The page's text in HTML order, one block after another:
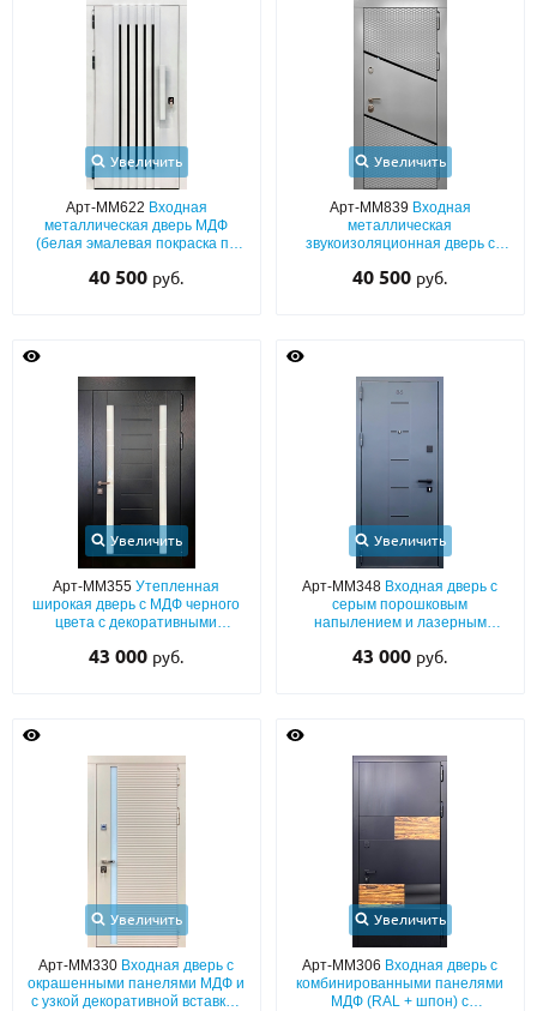
Увеличить
Арт-ММ622 Входная
металлическая дверь МДФ
(белая эмалевая покраска по
планками и бугельной ручкой
40 500 руб.
Увеличить
Арт-ММ839 Входная
металлическая
звукоизоляционная дверь с
RAL) с черными полосками
40 500 руб.
Увеличить
Арт-ММ355Утепленная
широкая дверь с МДФ черного
цвета с декоративными
43 000 руб.
Увеличить
Арт-ММ348 Входная дверь с
серым порошковым
напылением и лазерным
номера квартиры
43 000 руб.
Увеличить
Арт-ММ330 Входная дверь с
окрашенными панелями МДФ и
с узкой декоративной вставкой
Увеличить
Арт-ММ306 Входная дверь с
комбинированными панелями
МДФ (RAL + шпон) с